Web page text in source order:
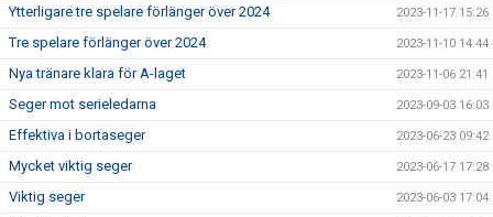
Ytterligare tre spelare förlänger över 2024 2023-11-17 15:26
Tre spelare förlänger över 2024 2023-11-10 14:44
Nya tränare klara för A-laget 2023-11-06 21:41
Seger mot serieledarna 2023-09-03 16:03
Effektiva i bortaseger 2023-06-23 09:42
Mycket viktig seger 2023-06-17 17:28
Viktig seger 2023-06-03 17:04